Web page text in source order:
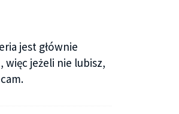
jest głównie
więc jeżeli nie lubisz,